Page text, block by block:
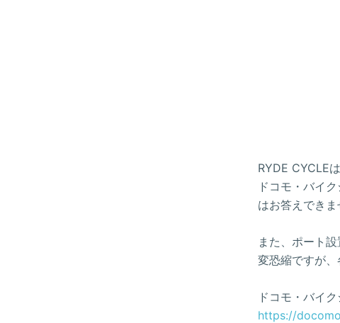
RYDE CYCLE
ドコモ・バイ
はお答えできま
また、ポート
変恐縮ですが、
ドコモ・バイ
https://